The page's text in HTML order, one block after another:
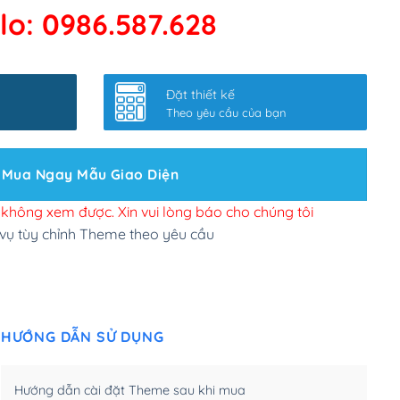
kết google, cập nhật sitemap(+50,000₫)
slider chính (+200,000₫)
site Wordpress(+100,000₫)
đăng web(+300,000₫)
tuỳ chọn (+2,000,000₫)
(+450,000₫)
0986.587.628
Đặt thiết kế
Theo yêu cầu của bạn
Mua Ngay Mẫu Giao Diện
xem được. Xin vui lòng báo cho chúng tôi
tùy chỉnh Theme theo yêu cầu
HƯỚNG DẪN SỬ DỤNG
Hướng dẫn cài đặt Theme sau khi mua